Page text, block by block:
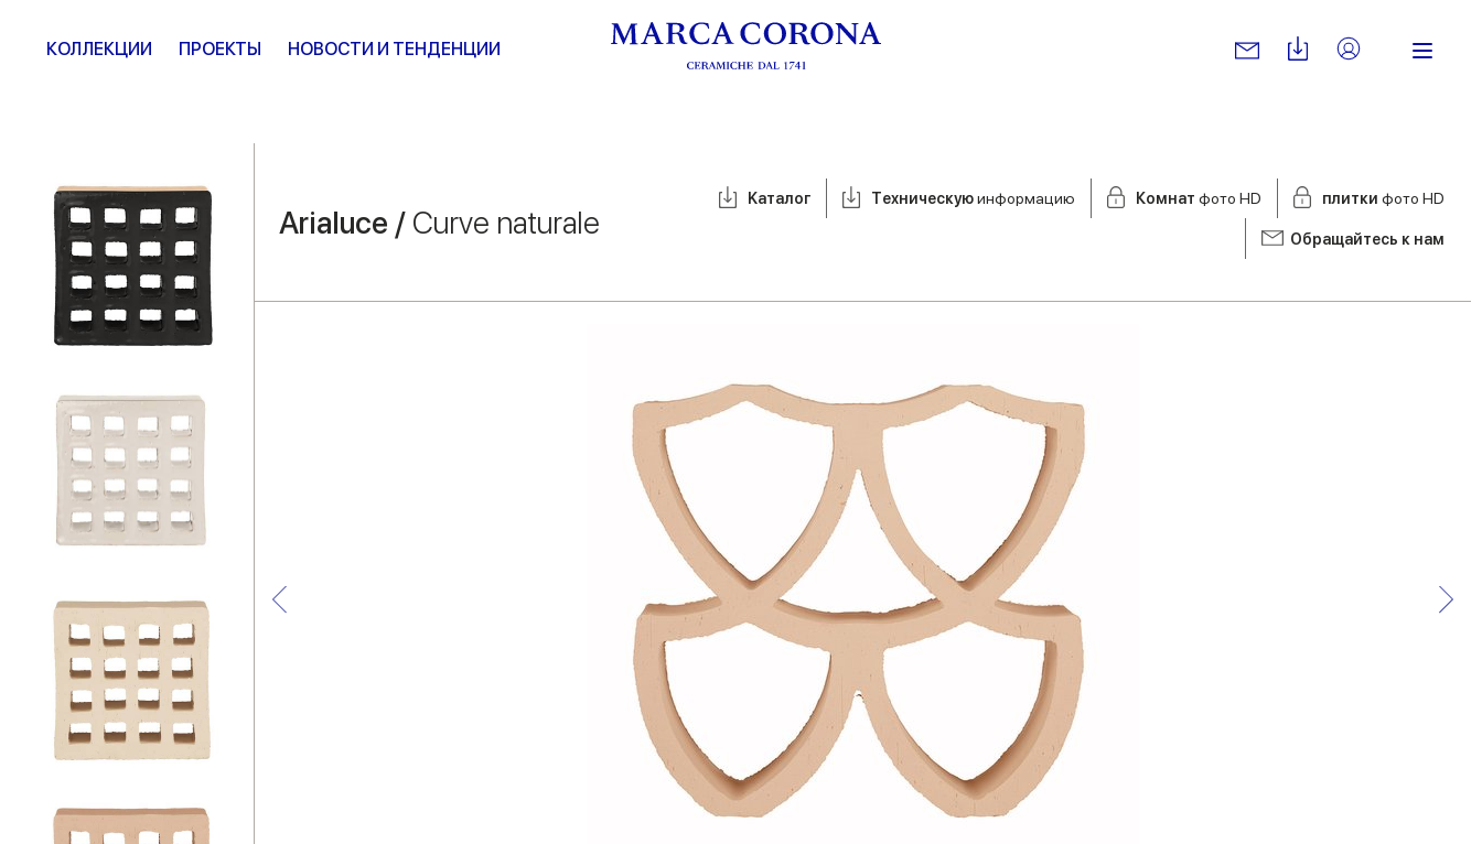
КОЛЛЕКЦИИ ПРОЕКТЫ НОВОСТИ И ТЕНДЕНЦИИ
Arialuce / Curve naturale
Kаталог Tехническуюинформацию Комнат фото HD плитки фото HD
Обращайтесь к нам